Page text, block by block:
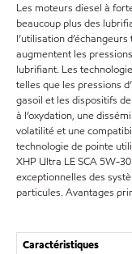
Les moteurs diesel à
beaucoup plus des
l’utilisation
augmentent les
lubrifiant. Les
telles que les pressions
gasoil et les dispositifs
à l’oxydation, une
volatilité et une
technologie de pointe
XHP Ultra LE SCA 5W-
exceptionnelles des
particules. Avantages
Caractéristiques